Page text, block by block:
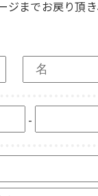
までお戻り頂
-